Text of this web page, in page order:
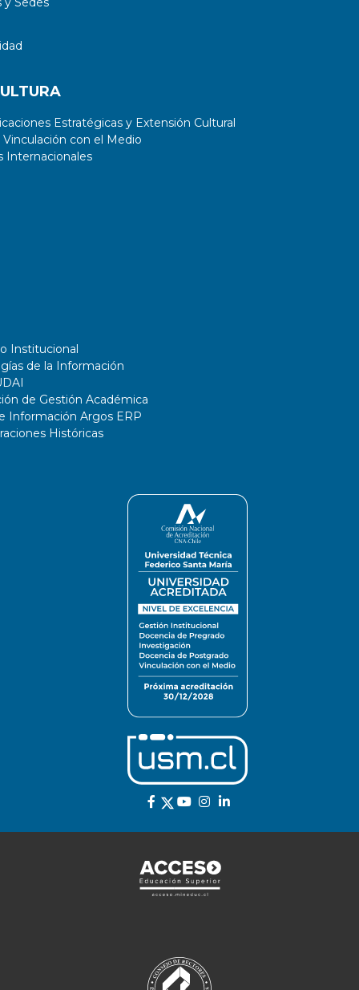
Estratégicas y Extensión Cultural
con el Medio
Internacionales
Institucional
de la Información
de Gestión Académica
Información Argos ERP
Históricas